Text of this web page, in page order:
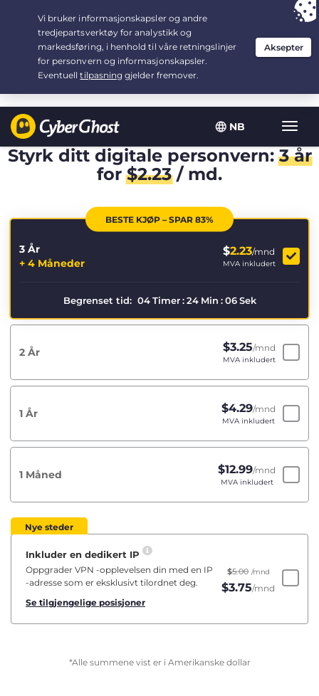
NB
Vis/
Your choice: The Best Dealfor 3.3333333333333-years at $
/month
Styrk ditt digitale personvern:3 år
for$2.23/ md.
BESTE KJØP – SPAR 83%
3 År
+ 4 Måneder
$2.23/mnd
MVA inkludert
Begrenset tid: 04 Timer : 24 Min : 05 Sek
2 År $3.25/mnd
MVA inkludert
1 År $4.29/mnd
MVA inkludert
1 Måned $12.99/mnd
MVA inkludert
Nye steder
Inkluder en dedikert IP
Oppgrader VPN -opplevelsen din med en IP
-adresse som er eksklusivt tilordnet deg.
Se tilgjengelige posisjoner
$5.00 /mnd
$3.75/mnd
*Alle summene vist er i Amerikanske dollar